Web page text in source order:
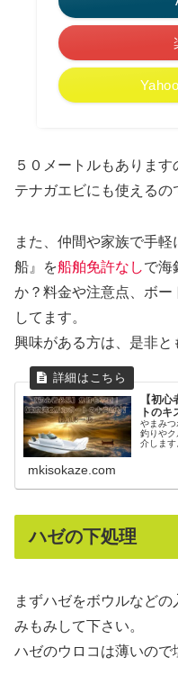
５０メートルもありま
テナガエビにも使えるの
また、仲間や家族で手
船』を船舶免許なしで海
か？料金や注意点、ボ
してます。
興味がある方は、是非と
【初
トの
やまみつ
釣りや
介しま
mkisokaze.com
ハゼの下処理
まずハゼをボウルなど
みもみして下さい。
ハゼのウロコは薄いので